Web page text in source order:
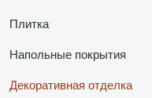
Плитка
Напольные покрытия
Декоративная отделка